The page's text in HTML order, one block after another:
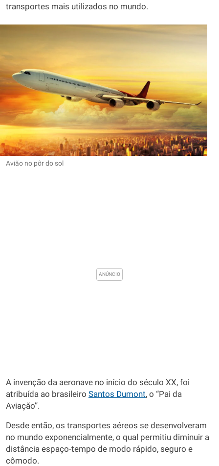
transportes mais utilizados no mundo.
Avião no pôr do sol
A invenção da aeronave no início do século XX, foi
atribuída ao brasileiro Santos Dumont, o “Pai da
Aviação”.
Desde então, os transportes aéreos se desenvolveram
no mundo exponencialmente, o qual permitiu diminuir a
distância espaço-tempo de modo rápido, seguro e
cômodo.